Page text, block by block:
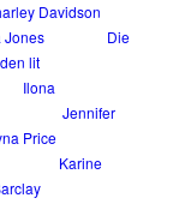
Davidson
Jones
Die
lit
Ilona
Jennifer
Price
Karine